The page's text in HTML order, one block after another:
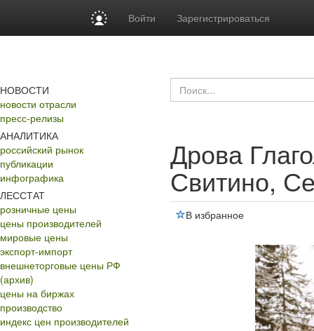
Войти Зарегистрироваться
НОВОСТИ
новости отрасли
пресс-релизы
АНАЛИТИКА
российский рынок
публикации
инфографика
ЛЕССТАТ
розничные цены
цены производителей
мировые цены
экспорт-импорт
внешнеторговые цены РФ
(архив)
цены на биржах
производство
индекс цен производителей
Дрова
Свитино,
В избранное